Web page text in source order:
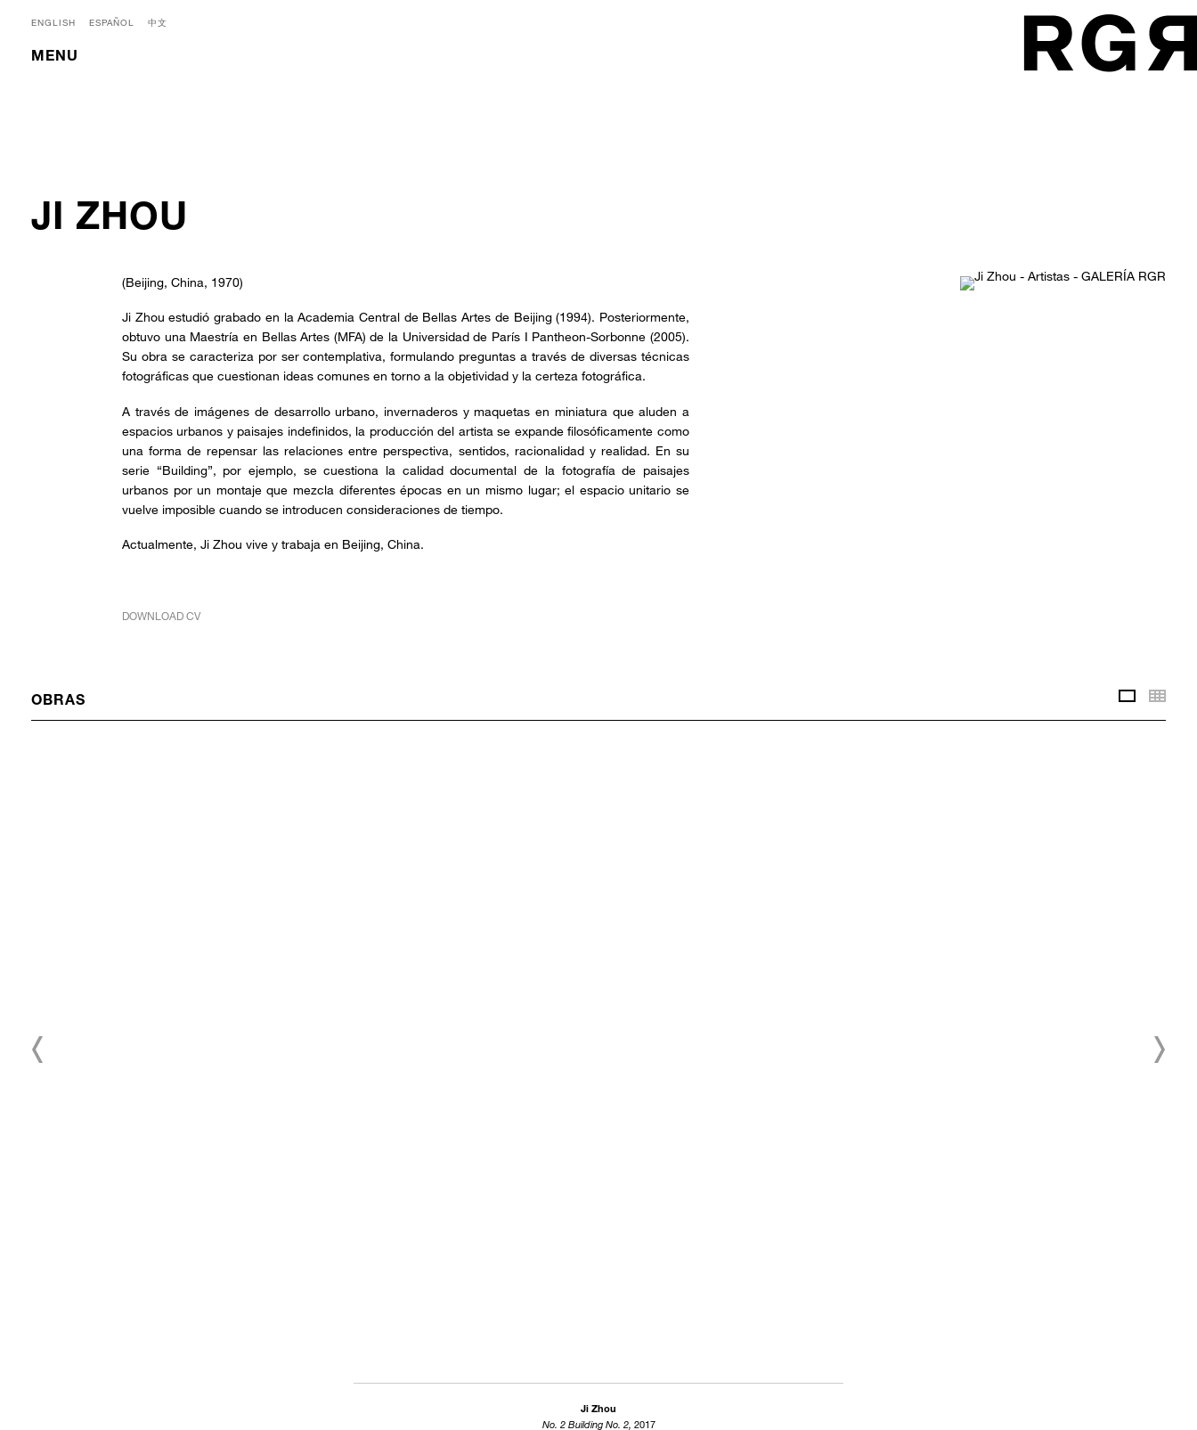
ENGLISH ESPAÑOL 中文
MENU
JI ZHOU
(Beijing, China, 1970)
Ji Zhou estudió grabado en la Academia Central de Bellas Artes de Beijing (1994). Posteriormente,
obtuvo una Maestría en Bellas Artes (MFA) de la Universidad de París I Pantheon-Sorbonne (2005).
Su obra se caracteriza por ser contemplativa, formulando preguntas a través de diversas técnicas
fotográficas que cuestionan ideas comunes en torno a la objetividad y la certeza fotográfica.
A través de imágenes de desarrollo urbano, invernaderos y maquetas en miniatura que aluden a
espacios urbanos y paisajes indefinidos, la producción del artista se expande filosóficamente como
una forma de repensar las relaciones entre perspectiva, sentidos, racionalidad y realidad. En su
serie “Building”, por ejemplo, se cuestiona la calidad documental de la fotografía de paisajes
urbanos por un montaje que mezcla diferentes épocas en un mismo lugar; el espacio unitario se
vuelve imposible cuando se introducen consideraciones de tiempo.
Actualmente, Ji Zhou vive y trabaja en Beijing, China.
DOWNLOAD CV
OBRAS
Ji Zhou
No. 2 Building No. 2, 2017